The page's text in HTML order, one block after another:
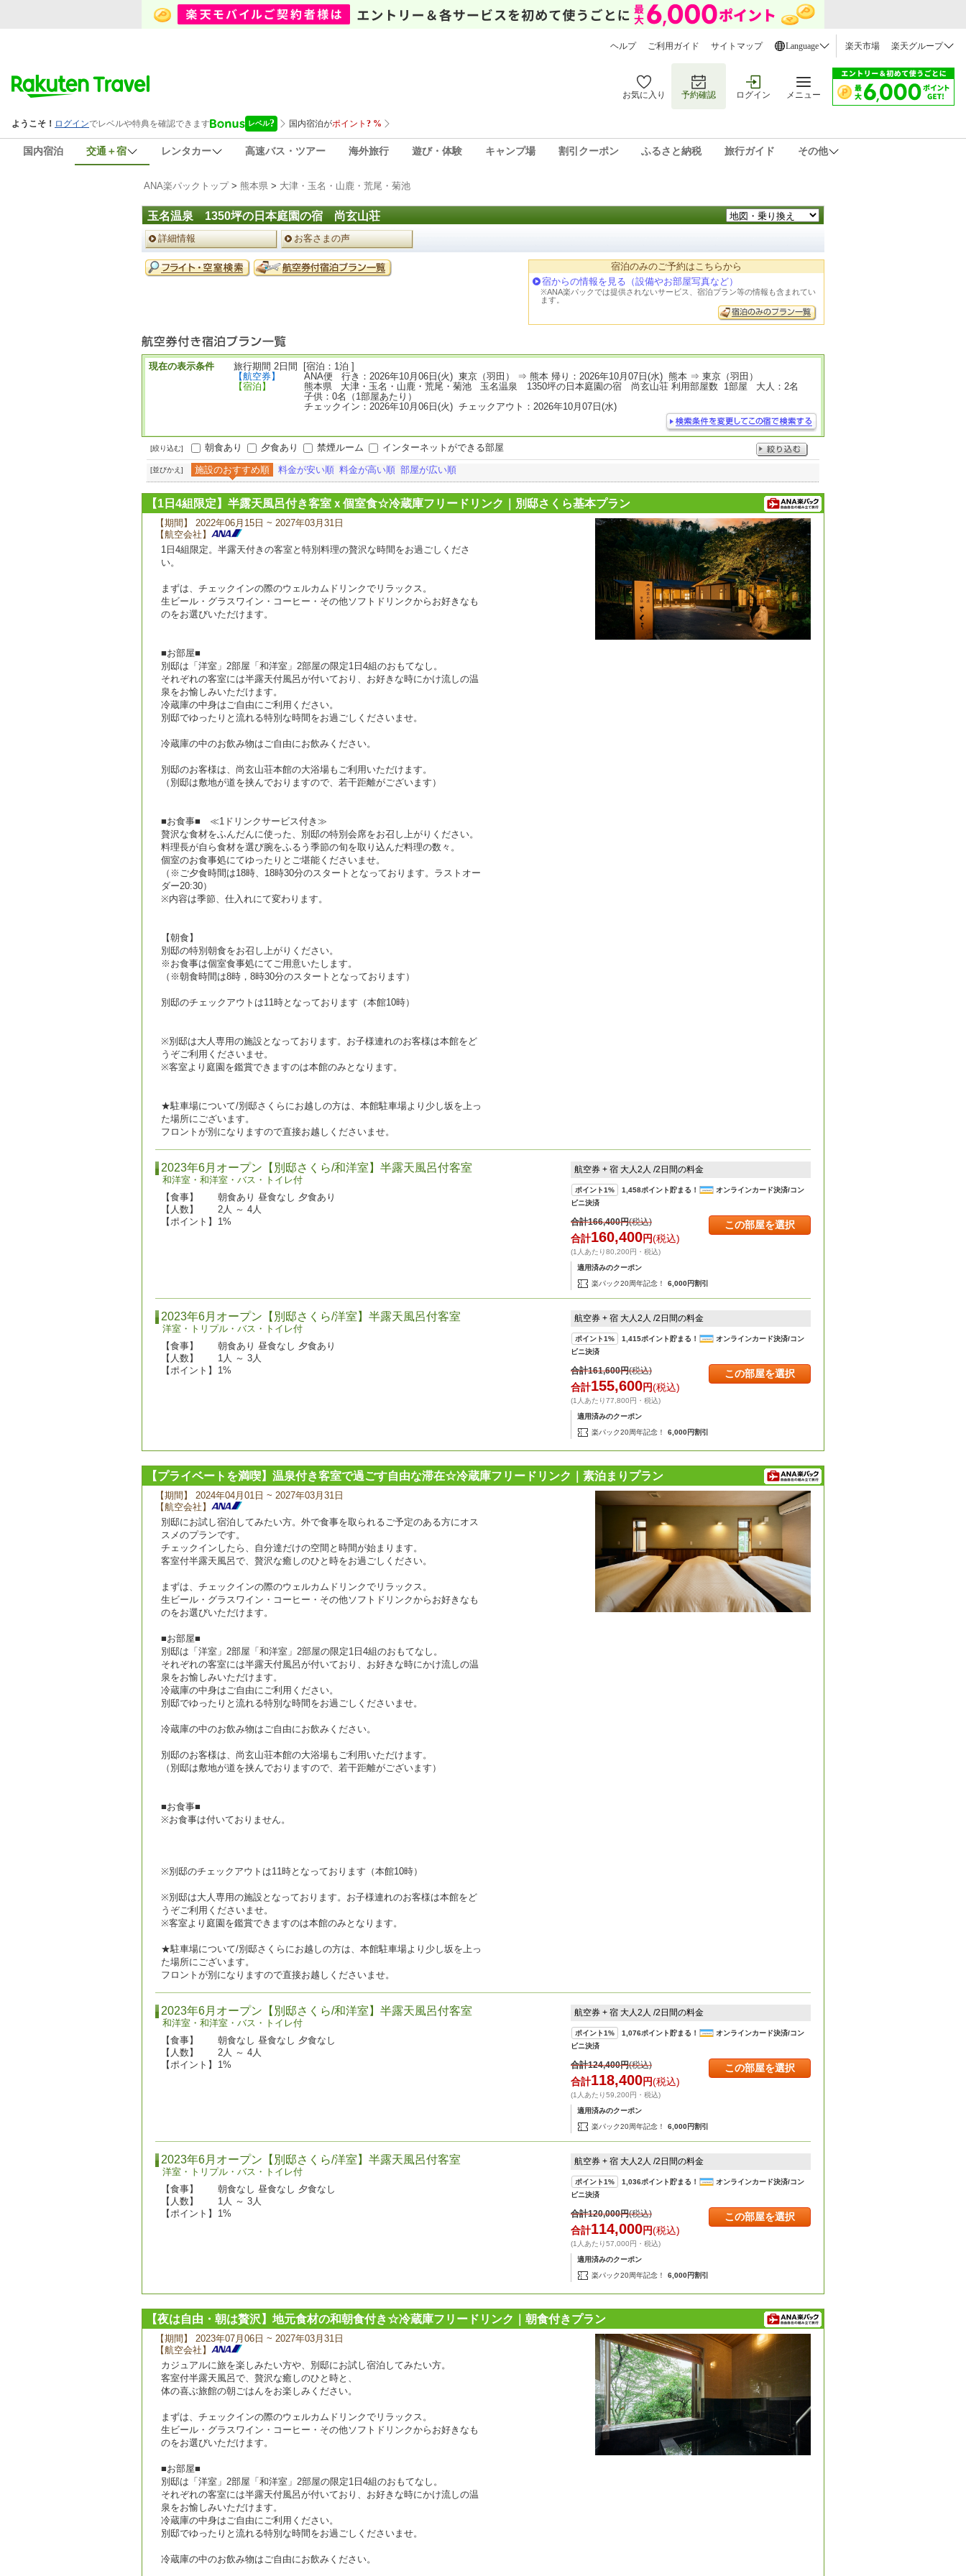
ヘルプ ご利用ガイド サイトマップ Language 楽天市場 楽天グループ
お気に入り 予約確認 ログイン メニュー
国内宿泊 交通＋宿 レンタカー 高速バス・ツアー 海外旅行 遊び・体験 キャンプ場 割引クーポン ふるさと納税 旅行ガイド その他
ANA楽パックトップ> 熊本県 > 大津・玉名・山鹿・荒尾・菊池
玉名温泉 1350坪の日本庭園の宿 尚玄山荘
ペ
ー
ジ
メ
ニ
詳細情報 お客さまの声
予
約
宿泊のみのご予約はこちらから
宿からの情報を見る（設備やお部屋写真など）
※ANA楽パックでは提供されないサービス、宿泊プラン等の情報も含まれてい
ます。
現在の表示条件
旅行期間 2日間 [宿泊：1泊 ]
【航空券】
ANA便 行き：2026年10月06日(火) 東京（羽田） ⇒ 熊本 帰り：2026年10月07日(水) 熊本 ⇒ 東京（羽田）
【宿泊】
熊本県 大津・玉名・山鹿・荒尾・菊池 玉名温泉 1350坪の日本庭園の宿 尚玄山荘 利用部屋数 1部屋 大人：2名
子供：0名（1部屋あたり）
チェックイン：2026年10月06日(火) チェックアウト：2026年10月07日(水)
[絞り込む] 朝食あり 夕食あり 禁煙ルーム インターネットができる部屋
[並びかえ] 施設のおすすめ順 料金が安い順 料金が高い順 部屋が広い順
【1日4組限定】半露天風呂付き客室ｘ個室食☆冷蔵庫フリードリンク｜別邸さくら基本プラン
【期間】 2022年06月15日 ~ 2027年03月31日
【航空会社】
1日4組限定。半露天付きの客室と特別料理の贅沢な時間をお過ごしくださ
い。
まずは、チェックインの際のウェルカムドリンクでリラックス。
生ビール・グラスワイン・コーヒー・その他ソフトドリンクからお好きなも
のをお選びいただけます。
■お部屋■
別邸は「洋室」2部屋「和洋室」2部屋の限定1日4組のおもてなし。
それぞれの客室には半露天付風呂が付いており、お好きな時にかけ流しの温
泉をお愉しみいただけます。
冷蔵庫の中身はご自由にご利用ください。
別邸でゆったりと流れる特別な時間をお過ごしくださいませ。
冷蔵庫の中のお飲み物はご自由にお飲みください。
別邸のお客様は、尚玄山荘本館の大浴場もご利用いただけます。
（別邸は敷地が道を挟んでおりますので、若干距離がございます）
■お食事■ ≪1ドリンクサービス付き≫
贅沢な食材をふんだんに使った、別邸の特別会席をお召し上がりください。
料理長が自ら食材を選び腕をふるう季節の旬を取り込んだ料理の数々。
個室のお食事処にてゆったりとご堪能くださいませ。
（※ご夕食時間は18時、18時30分のスタートとなっております。ラストオー
ダー20:30）
※内容は季節、仕入れにて変わります。
【朝食】
別邸の特別朝食をお召し上がりください。
※お食事は個室食事処にてご用意いたします。
（※朝食時間は8時，8時30分のスタートとなっております）
別邸のチェックアウトは11時となっております（本館10時）
※別邸は大人専用の施設となっております。お子様連れのお客様は本館をど
うぞご利用くださいませ。
※客室より庭園を鑑賞できますのは本館のみとなります。
★駐車場について/別邸さくらにお越しの方は、本館駐車場より少し坂を上っ
た場所にございます。
フロントが別になりますので直接お越しくださいませ。
2023年6月オープン【別邸さくら/和洋室】半露天風呂付客室
和洋室・和洋室・バス・トイレ付
【食事】
朝食あり 昼食なし 夕食あり
【人数】
2人 ～ 4人
【ポイント】
1%
航空券 + 宿 大人2人 /2日間の料金
ポイント1% 1,458ポイント貯まる！
オンラインカード決済/コン
ビニ決済
合計166,400円(税込)
合計160,400円(税込)
(1人あたり80,200円・税込)
適用済みのクーポン
楽パック20周年記念！
6,000円割引
この部屋を選択
2023年6月オープン【別邸さくら/洋室】半露天風呂付客室
洋室・トリプル・バス・トイレ付
【食事】
朝食あり 昼食なし 夕食あり
【人数】
1人 ～ 3人
【ポイント】
1%
航空券 + 宿 大人2人 /2日間の料金
ポイント1% 1,415ポイント貯まる！
オンラインカード決済/コン
ビニ決済
合計161,600円(税込)
合計155,600円(税込)
(1人あたり77,800円・税込)
適用済みのクーポン
楽パック20周年記念！
6,000円割引
この部屋を選択
【プライベートを満喫】温泉付き客室で過ごす自由な滞在☆冷蔵庫フリードリンク｜素泊まりプラン
【期間】 2024年04月01日 ~ 2027年03月31日
【航空会社】
別邸にお試し宿泊してみたい方。外で食事を取られるご予定のある方にオス
スメのプランです。
チェックインしたら、自分達だけの空間と時間が始まります。
客室付半露天風呂で、贅沢な癒しのひと時をお過ごしください。
まずは、チェックインの際のウェルカムドリンクでリラックス。
生ビール・グラスワイン・コーヒー・その他ソフトドリンクからお好きなも
のをお選びいただけます。
■お部屋■
別邸は「洋室」2部屋「和洋室」2部屋の限定1日4組のおもてなし。
それぞれの客室には半露天付風呂が付いており、お好きな時にかけ流しの温
泉をお愉しみいただけます。
冷蔵庫の中身はご自由にご利用ください。
別邸でゆったりと流れる特別な時間をお過ごしくださいませ。
冷蔵庫の中のお飲み物はご自由にお飲みください。
別邸のお客様は、尚玄山荘本館の大浴場もご利用いただけます。
（別邸は敷地が道を挟んでおりますので、若干距離がございます）
■お食事■
※お食事は付いておりません。
※別邸のチェックアウトは11時となっております（本館10時）
※別邸は大人専用の施設となっております。お子様連れのお客様は本館をど
うぞご利用くださいませ。
※客室より庭園を鑑賞できますのは本館のみとなります。
★駐車場について/別邸さくらにお越しの方は、本館駐車場より少し坂を上っ
た場所にございます。
フロントが別になりますので直接お越しくださいませ。
2023年6月オープン【別邸さくら/和洋室】半露天風呂付客室
和洋室・和洋室・バス・トイレ付
【食事】
朝食なし 昼食なし 夕食なし
【人数】
2人 ～ 4人
【ポイント】
1%
航空券 + 宿 大人2人 /2日間の料金
ポイント1% 1,076ポイント貯まる！
オンラインカード決済/コン
ビニ決済
合計124,400円(税込)
合計118,400円(税込)
(1人あたり59,200円・税込)
適用済みのクーポン
楽パック20周年記念！
6,000円割引
この部屋を選択
2023年6月オープン【別邸さくら/洋室】半露天風呂付客室
洋室・トリプル・バス・トイレ付
【食事】
朝食なし 昼食なし 夕食なし
【人数】
1人 ～ 3人
【ポイント】
1%
航空券 + 宿 大人2人 /2日間の料金
ポイント1% 1,036ポイント貯まる！
オンラインカード決済/コン
ビニ決済
合計120,000円(税込)
合計114,000円(税込)
(1人あたり57,000円・税込)
適用済みのクーポン
楽パック20周年記念！
6,000円割引
この部屋を選択
【夜は自由・朝は贅沢】地元食材の和朝食付き☆冷蔵庫フリードリンク｜朝食付きプラン
【期間】 2023年07月06日 ~ 2027年03月31日
【航空会社】
カジュアルに旅を楽しみたい方や、別邸にお試し宿泊してみたい方。
客室付半露天風呂で、贅沢な癒しのひと時と、
体の喜ぶ旅館の朝ごはんをお楽しみください。
まずは、チェックインの際のウェルカムドリンクでリラックス。
生ビール・グラスワイン・コーヒー・その他ソフトドリンクからお好きなも
のをお選びいただけます。
■お部屋■
別邸は「洋室」2部屋「和洋室」2部屋の限定1日4組のおもてなし。
それぞれの客室には半露天付風呂が付いており、お好きな時にかけ流しの温
泉をお愉しみいただけます。
冷蔵庫の中身はご自由にご利用ください。
別邸でゆったりと流れる特別な時間をお過ごしくださいませ。
冷蔵庫の中のお飲み物はご自由にお飲みください。